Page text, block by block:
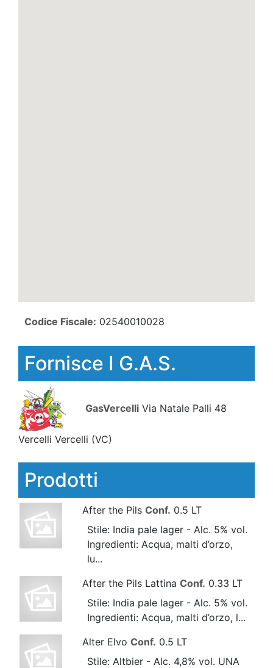
Codice Fiscale: 02540010028
Fornisce I G.A.S.
GasVercelli Via Natale Palli 48
Vercelli Vercelli (VC)
Prodotti
After the Pils Conf. 0.5 LT
Stile: India pale lager - Alc. 5% vol.
Ingredienti: Acqua, malti d’orzo,
lu...
After the Pils Lattina Conf. 0.33 LT
Stile: India pale lager - Alc. 5% vol.
Ingredienti: Acqua, malti d’orzo, l...
Alter Elvo Conf. 0.5 LT
Stile: Altbier - Alc. 4,8% vol. UNA